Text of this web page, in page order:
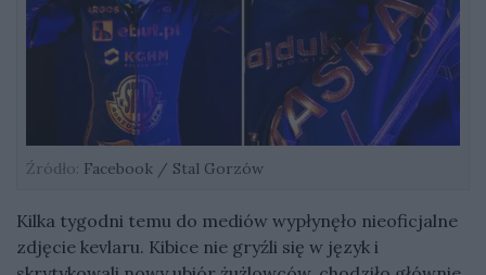
Źródło: Facebook / Stal Gorzów
Kilka tygodni temu do mediów wypłynęło nieoficjalne
zdjęcie kevlaru. Kibice nie gryźli się w język i